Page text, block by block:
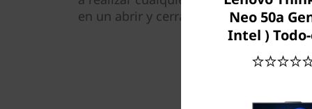
en un abrir y cerrar de ojos.Neo 50a
Intel )